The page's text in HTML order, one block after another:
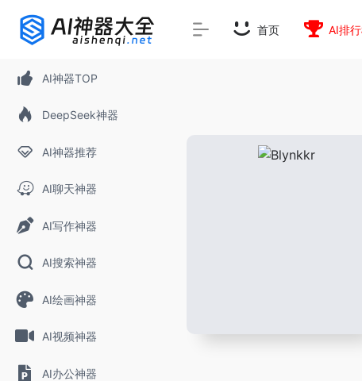
AI神器TOP
DeepSeek神器
AI神器推荐
AI聊天神器
AI写作神器
AI搜索神器
AI绘画神器
AI视频神器
AI办公神器
首页 AI排